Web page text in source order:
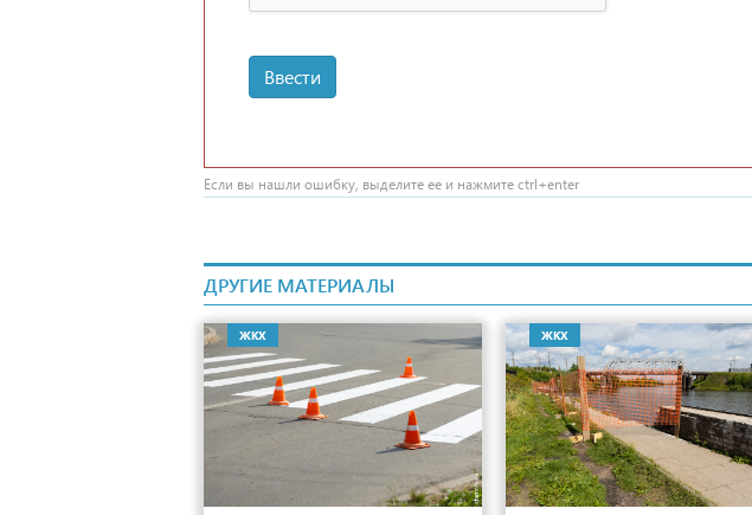
Ввести
Если вы нашли ошибку, выделите ее и нажмите ctrl+enter
ДРУГИЕ МАТЕРИАЛЫ
ЖКХ
11
ЖКХ